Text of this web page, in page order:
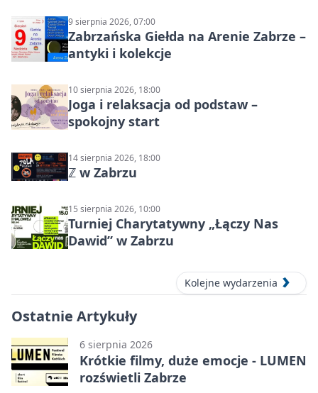
9 sierpnia 2026, 07:00
Zabrzańska Giełda na Arenie Zabrze –
antyki i kolekcje
10 sierpnia 2026, 18:00
Joga i relaksacja od podstaw –
spokojny start
14 sierpnia 2026, 18:00
ℤ w Zabrzu
15 sierpnia 2026, 10:00
Turniej Charytatywny „Łączy Nas
Dawid” w Zabrzu
Kolejne wydarzenia
Ostatnie Artykuły
6 sierpnia 2026
Krótkie filmy, duże emocje - LUMEN
rozświetli Zabrze